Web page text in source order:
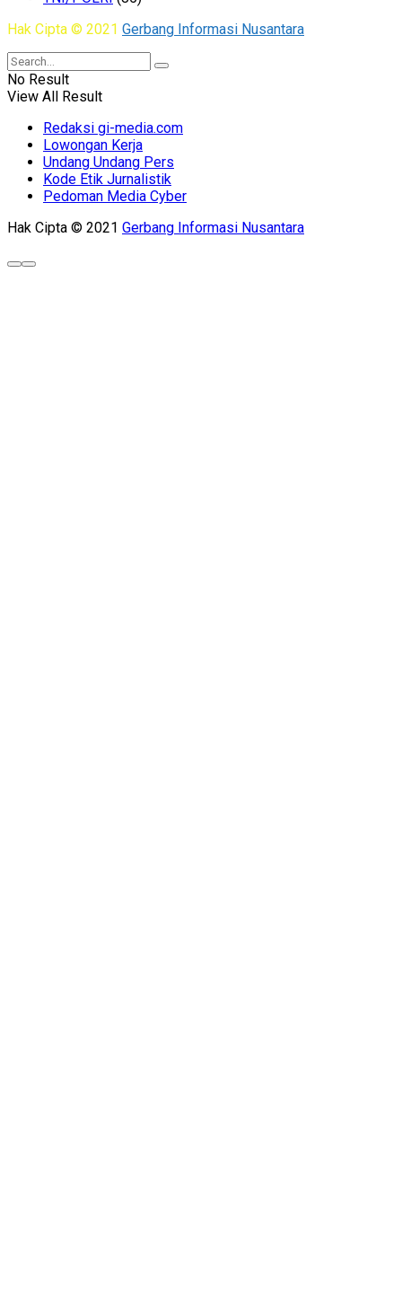
Hak Cipta © 2021 Gerbang Informasi Nusantara
No Result
View All Result
Redaksi gi-media.com
Lowongan Kerja
Undang Undang Pers
Kode Etik Jurnalistik
Pedoman Media Cyber
Hak Cipta © 2021 Gerbang Informasi Nusantara